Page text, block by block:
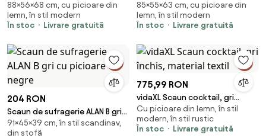
88×56×68 cm, cu picioare din
lemn, în stil modern
În stoc
Livrare gratuită
85×55×63 cm, cu picioare din
lemn, în stil modern
În stoc
Livrare gratuită
204 RON
Scaun de sufragerie ALAN B gri
cu picioare negre
91×45×39 cm, în stil scandinav,
din stofă
775,99 RON
vidaXL Scaun cocktail, gri
închis, material textil
Cu picioare din lemn, în stil
modern, în stil rustic
În stoc
Livrare gratuită